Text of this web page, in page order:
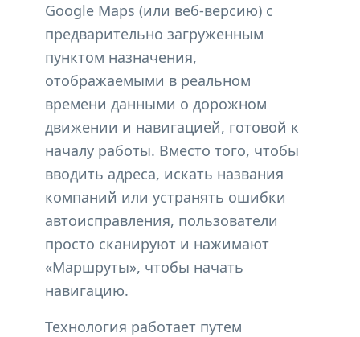
Google Maps (или веб-версию) с
предварительно загруженным
пунктом назначения,
отображаемыми в реальном
времени данными о дорожном
движении и навигацией, готовой к
началу работы. Вместо того, чтобы
вводить адреса, искать названия
компаний или устранять ошибки
автоисправления, пользователи
просто сканируют и нажимают
«Маршруты», чтобы начать
навигацию.
Технология работает путем